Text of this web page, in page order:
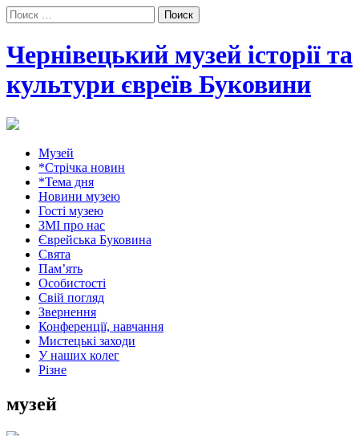
Поиск:
Чернівецький музей історії та
культури євреїв Буковини
Музей
*Стрічка новин
*Тема дня
Новини музею
Гості музею
ЗМІ про нас
Єврейська Буковина
Свята
Пам’ять
Особистості
Свій погляд
Звернення
Конференції, навчання
Мистецькі заходи
У наших колег
Різне
музей